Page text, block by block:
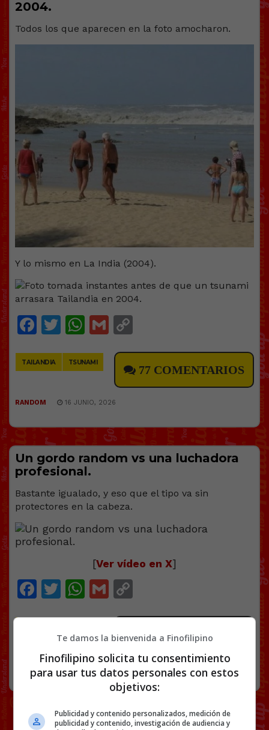
2004.
Todos los que aparecen en la foto amocharon.
Y lo mismo en La India (2004).
Facebook
Twitter
WhatsApp
Gmail
TAILANDIA TSUNAMI
77 COMENTARIOS
RANDOM 16 JUNIO, 2026
Un gordo random vs una luchadora
profesional.
Bastante igualado, y eso que el tipo va sin
protectores en la cabeza.
[Ver vídeo en X]
Facebook
Twitter
WhatsApp
Gmail
98 COMENTARIOS
16 JUNIO, 2026
Te damos la bienvenida a Finofilipino
Finofilipino solicita tu consentimiento
para usar tus datos personales con estos
objetivos:
Publicidad y contenido personalizados, medición de
publicidad y contenido, investigación de audiencia y